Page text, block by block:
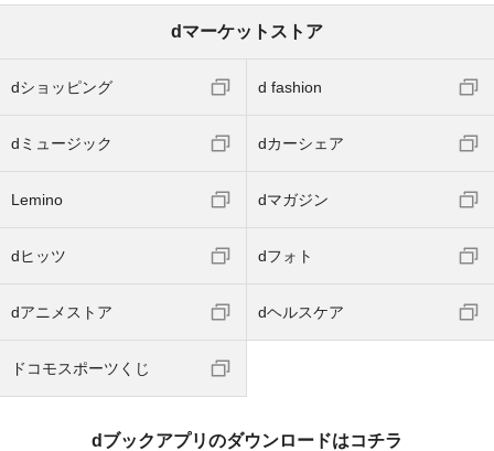
dマーケットストア
dショッピング d fashion
dミュージック dカーシェア
Lemino dマガジン
dヒッツ dフォト
dアニメストア dヘルスケア
ドコモスポーツくじ
dブックアプリのダウンロードはコチラ